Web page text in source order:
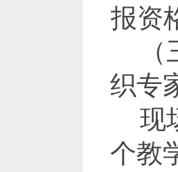
报资
织专
现
个教